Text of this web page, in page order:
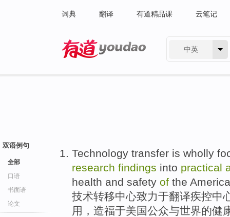
词典 翻译 有道精品课 云笔记
中英
双语例句
全部
口语
书面语
论文
Technology transfer is wholly
research findings into practical
health and safety of the
技术转移中心致力于翻译疾控中
用 ， 造福于美国公众与世界的健